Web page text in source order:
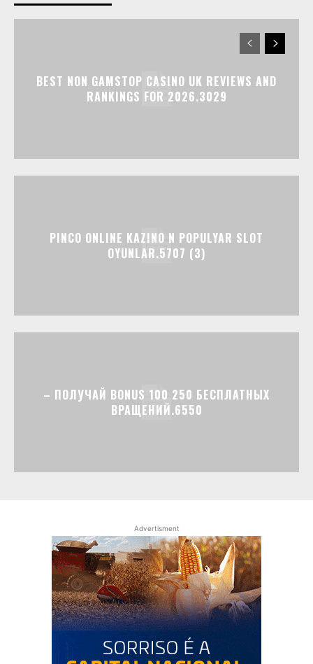
BEST NON GAMSTOP CASINO UK REVIEWS AND
RANKINGS FOR 2026.3029
PINCO ONLINE KAZINO N POPULYAR SLOT
OYUNLAR.5707 (3)
– ПОЛУЧАЙ BONUS 100 250 БЕСПЛАТНЫХ
ВРАЩЕНИЙ.6550
Advertisment